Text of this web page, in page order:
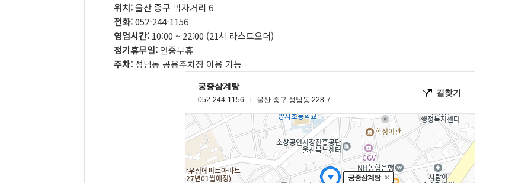
위치:울산 중구 먹자거리 6
전화:052-244-1156
영업시간: 10:00 ~ 22:00 (21시 라스트오더)
정기휴무일: 연중무휴
주차: 성남동 공용주차장 이용 가능